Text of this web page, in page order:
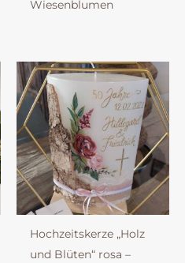
Wiesenblumen
Hochzeitskerze „Holz
und Blüten“ rosa –